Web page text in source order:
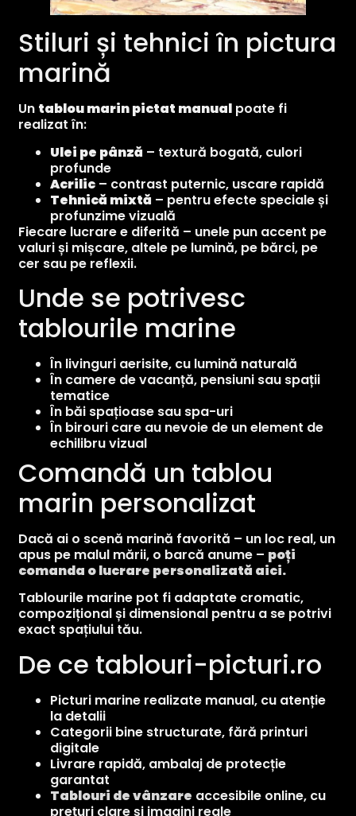
Stiluri și tehnici în pictura
marină
Un tablou marin pictat manual poate fi
realizat în:
Ulei pe pânză – textură bogată, culori
profunde
Acrilic – contrast puternic, uscare rapidă
Tehnică mixtă – pentru efecte speciale și
profunzime vizuală
Fiecare lucrare e diferită – unele pun accent pe
valuri și mișcare, altele pe lumină, pe bărci, pe
cer sau pe reflexii.
Unde se potrivesc
tablourile marine
În livinguri aerisite, cu lumină naturală
În camere de vacanță, pensiuni sau spații
tematice
În băi spațioase sau spa-uri
În birouri care au nevoie de un element de
echilibru vizual
Comandă un tablou
marin personalizat
Dacă ai o scenă marină favorită – un loc real, un
apus pe malul mării, o barcă anume – poți
comanda o lucrare personalizată aici.
Tablourile marine pot fi adaptate cromatic,
compozițional și dimensional pentru a se potrivi
exact spațiului tău.
De ce tablouri-picturi.ro
Picturi marine realizate manual, cu atenție
la detalii
Categorii bine structurate, fără printuri
digitale
Livrare rapidă, ambalaj de protecție
garantat
Tablouri de vânzare accesibile online, cu
prețuri clare și imagini reale